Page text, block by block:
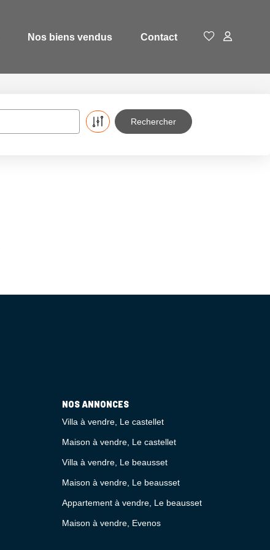
Nos biens vendus Contact
NOS ANNONCES
Villa à vendre, Le castellet
Maison à vendre, Le castellet
Villa à vendre, Le beausset
Maison à vendre, Le beausset
Appartement à vendre, Le beausset
Maison à vendre, Evenos